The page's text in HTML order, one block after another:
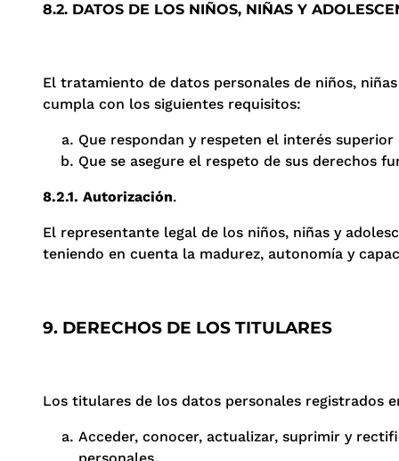
8.2. DATOS DE LOS NIÑOS, NIÑAS Y
El tratamiento de datos personales de niños,
cumpla con los siguientes requisitos:
Que respondan y respeten el interés
Que se asegure el respeto de sus derechos
8.2.1. Autorización.
El representante legal de los niños, niñas y
teniendo en cuenta la madurez, autonomía y
9. DERECHOS DE LOS TITULARES
Los titulares de los datos personales registrados
Acceder, conocer, actualizar, suprimir y
personales.